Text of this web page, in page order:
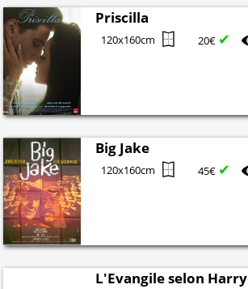
Priscilla
120x160cm 20€ ✔
Big Jake
120x160cm 45€ ✔
L'Evangile selon Harry